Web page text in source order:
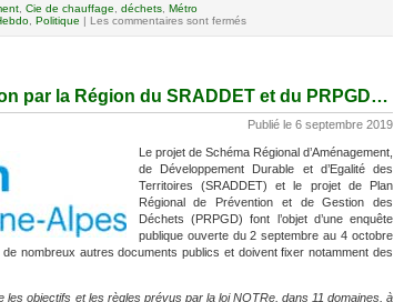
, Cie de chauffage déchets, Métro
Politique | Les commentaires sont fermés
par la Région du SRADDET et du PRPGD…
Publié le 6 septembre 2019
Le projet de Schéma Régional d’Aménagement,
de Développement Durable et d’Egalité des
Territoires (SRADDET) et le projet de Plan
Régional de Prévention et de Gestion des
Déchets (PRPGD) font l’objet d’une enquête
publique ouverte du 2 septembre au 4 octobre
de nombreux autres documents publics et doivent fixer notamment des
les objectifs et les règles prévus par la loi NOTRe, dans 11 domaines, à